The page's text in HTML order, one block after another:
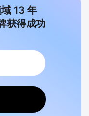
13 年
获得成功